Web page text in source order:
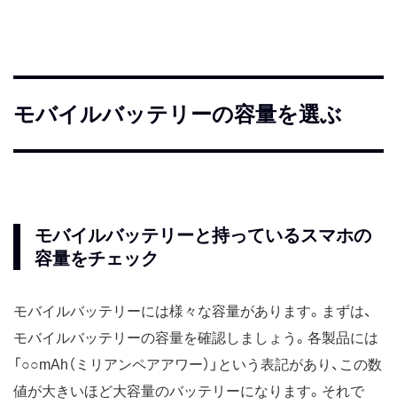
モバイルバッテリーの容量を選ぶ
モバイルバッテリーと持っているスマホの
容量をチェック
モバイルバッテリーには様々な容量があります。まずは、
モバイルバッテリーの容量を確認しましょう。各製品には
「○○mAh（ミリアンペアアワー）」という表記があり、この数
値が大きいほど大容量のバッテリーになります。それで